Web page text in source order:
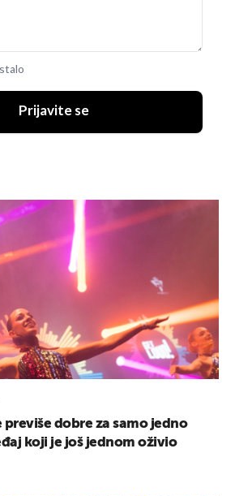
Prijavite se
previše dobre za samo jedno
koji je još jednom oživio